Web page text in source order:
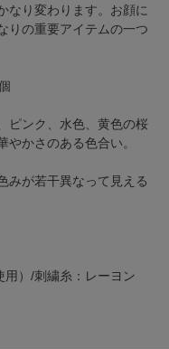
なり変わります。お顔に
りの重要アイテムの一つ
ピンク、水色、黄色の桜
かさのある色合い。
みが若干異なって見える
用）/刺繍糸：レーヨン